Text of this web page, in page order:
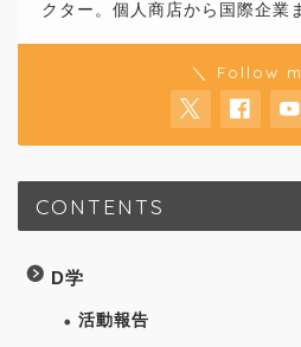
クター。個人商店から国際企業
＼ Follow
CONTENTS
D学
活動報告